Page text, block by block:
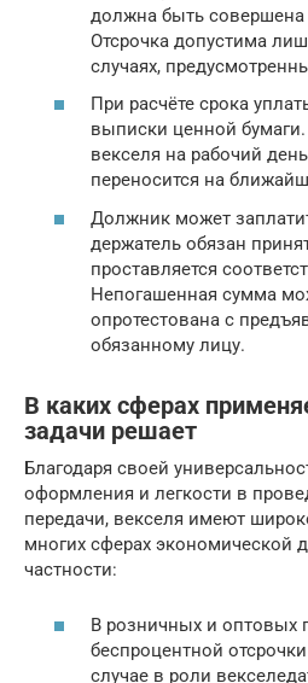
должна быть совершена
Отсрочка допустима
случаях,
При расчёте срока
выписки ценной
векселя на рабочий
переносится на
Должник может
держатель обязан
проставляется
Непогашенная сумма
опротестована с
обязанному лицу.
В каких сферах
задачи решает
Благодаря своей
оформления и легкости в
передачи, векселя имеют
многих сферах экономической
частности:
В розничных и оптовых
беспроцентной
случае в роли